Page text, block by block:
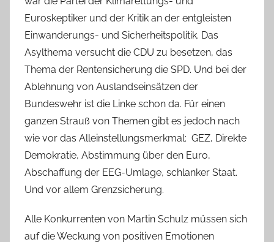
Euroskeptiker und der Kritik an der entgleisten
Einwanderungs- und Sicherheitspolitik. Das
Asylthema versucht die CDU zu besetzen, das
Thema der Rentensicherung die SPD. Und bei der
Ablehnung von Auslandseinsätzen der
Bundeswehr ist die Linke schon da. Für einen
ganzen Strauß von Themen gibt es jedoch nach
wie vor das Alleinstellungsmerkmal: GEZ, Direkte
Demokratie, Abstimmung über den Euro,
Abschaffung der EEG-Umlage, schlanker Staat.
Und vor allem Grenzsicherung.
Alle Konkurrenten von Martin Schulz müssen sich
auf die Weckung von positiven Emotionen